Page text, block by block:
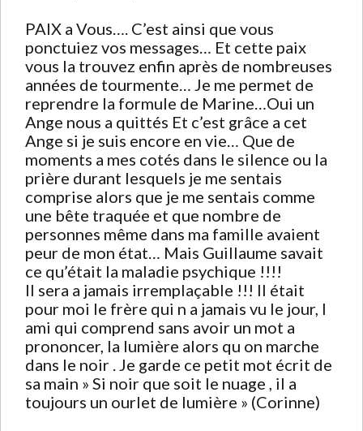
PAIX a Vous…. C’est ainsi que vous
ponctuiez vos messages… Et cette paix
vous la trouvez enfin après de nombreuses
années de tourmente… Je me permet de
reprendre la formule de Marine…Oui un
Ange nous a quittés Et c’est grâce a cet
Ange si je suis encore en vie… Que de
moments a mes cotés dans le silence ou la
prière durant lesquels je me sentais
comprise alors que je me sentais comme
une bête traquée et que nombre de
personnes même dans ma famille avaient
peur de mon état… Mais Guillaume savait
ce qu’était la maladie psychique !!!!
Il sera a jamais irremplaçable !!! Il était
pour moi le frère qui n a jamais vu le jour, l
ami qui comprend sans avoir un mot a
prononcer, la lumière alors qu on marche
dans le noir . Je garde ce petit mot écrit de
sa main » Si noir que soit le nuage , il a
toujours un ourlet de lumière » (Corinne)